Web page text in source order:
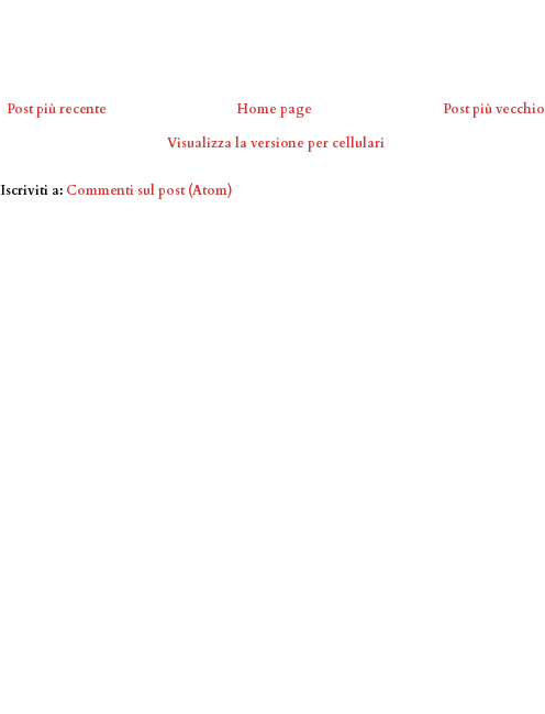
Post più recente Post più vecchio
Home page
Visualizza la versione per cellulari
Iscriviti a: Commenti sul post (Atom)